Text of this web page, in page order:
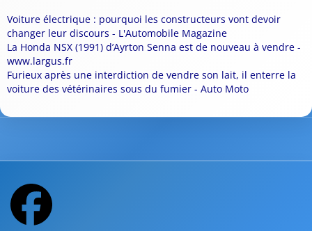
Voiture électrique : pourquoi les constructeurs vont devoir
changer leur discours - L'Automobile Magazine
La Honda NSX (1991) d’Ayrton Senna est de nouveau à vendre -
www.largus.fr
Furieux après une interdiction de vendre son lait, il enterre la
voiture des vétérinaires sous du fumier - Auto Moto